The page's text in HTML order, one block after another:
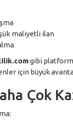
maliyetli ilan
gibi
için büyük
Çok